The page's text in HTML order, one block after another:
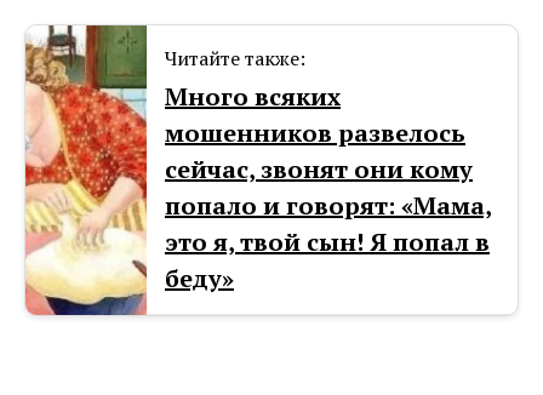
Читайте также:
Много всяких
мошенников развелось
сейчас, звонят они кому
попало и говорят: «Мама,
это я, твой сын! Я попал в
бeду»